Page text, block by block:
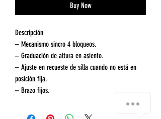
Buy Now
Descripción
– Mecanismo sincro 4 bloqueos.
– Graduación de altura en asiento.
– Ajuste en recueste de silla cuando no está en
posición fija.
– Brazo fijos.